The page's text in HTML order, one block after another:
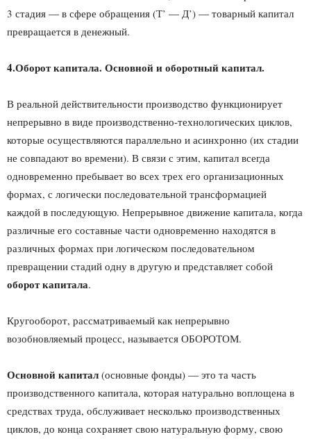
3 стадия — в сфере обращения (Т’ — Д’) — товарный капитал
превращается в денежный.
4.Оборот капитала. Основной и оборотный капитал.
В реальной действительности производство функционирует
непрерывно в виде производственно-технологических циклов,
которые осуществляются параллельно и асинхронно (их стадии
не совпадают во времени). В связи с этим, капитал всегда
одновременно пребывает во всех трех его организационных
формах, с логически последовательной трансформацией
каждой в последующую. Непрерывное движение капитала, когда
различные его составные части одновременно находятся в
различных формах при логическом последовательном
превращении стадий одну в другую и представляет собой
оборот капитала.
Кругооборот, рассматриваемый как непрерывно
возобновляемый процесс, называется ОБОРОТОМ.
Основной капитал (основные фонды) — это та часть
производственного капитала, которая натурально воплощена в
средствах труда, обслуживает несколько производственных
циклов, до конца сохраняет свою натуральную форму, свою